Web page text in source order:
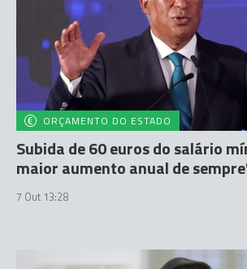
ORÇAMENTO DO ESTADO
Subida de 60 euros do salário
maior aumento anual de
7 Out 13:28